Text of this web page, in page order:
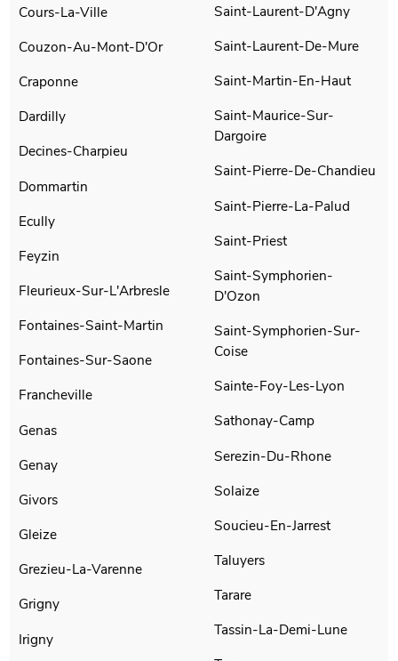
Cours-La-Ville
Couzon-Au-Mont-D'Or
Craponne
Dardilly
Decines-Charpieu
Dommartin
Ecully
Feyzin
Fleurieux-Sur-L'Arbresle
Fontaines-Saint-Martin
Fontaines-Sur-Saone
Francheville
Genas
Genay
Givors
Gleize
Grezieu-La-Varenne
Grigny
Irigny
Saint-Laurent-D'Agny
Saint-Laurent-De-Mure
Saint-Martin-En-Haut
Saint-Maurice-Sur-
Dargoire
Saint-Pierre-De-Chandieu
Saint-Pierre-La-Palud
Saint-Priest
Saint-Symphorien-
D'Ozon
Saint-Symphorien-Sur-
Coise
Sainte-Foy-Les-Lyon
Sathonay-Camp
Serezin-Du-Rhone
Solaize
Soucieu-En-Jarrest
Taluyers
Tarare
Tassin-La-Demi-Lune